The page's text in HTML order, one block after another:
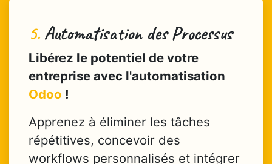
5.Automatisation des Processus
Libérez le potentiel de votre
entreprise avec l'automatisation
Odoo !
Apprenez à éliminer les tâches
répétitives, concevoir des
workflows personnalisés et intégrer